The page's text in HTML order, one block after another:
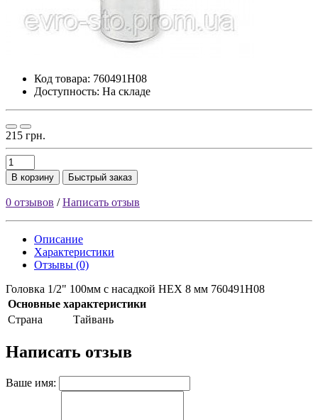
Код товара: 760491H08
Доступность: На складе
215 грн.
В корзину Быстрый заказ
0 отзывов /Написать отзыв
Описание
Характеристики
Отзывы (0)
Головка 1/2" 100мм с насадкой HEX 8 мм 760491H08
Основные характеристики
Страна
Тайвань
Написать отзыв
Ваше имя: